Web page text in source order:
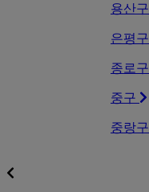
용산구
은평구
종로구
중구
중랑구